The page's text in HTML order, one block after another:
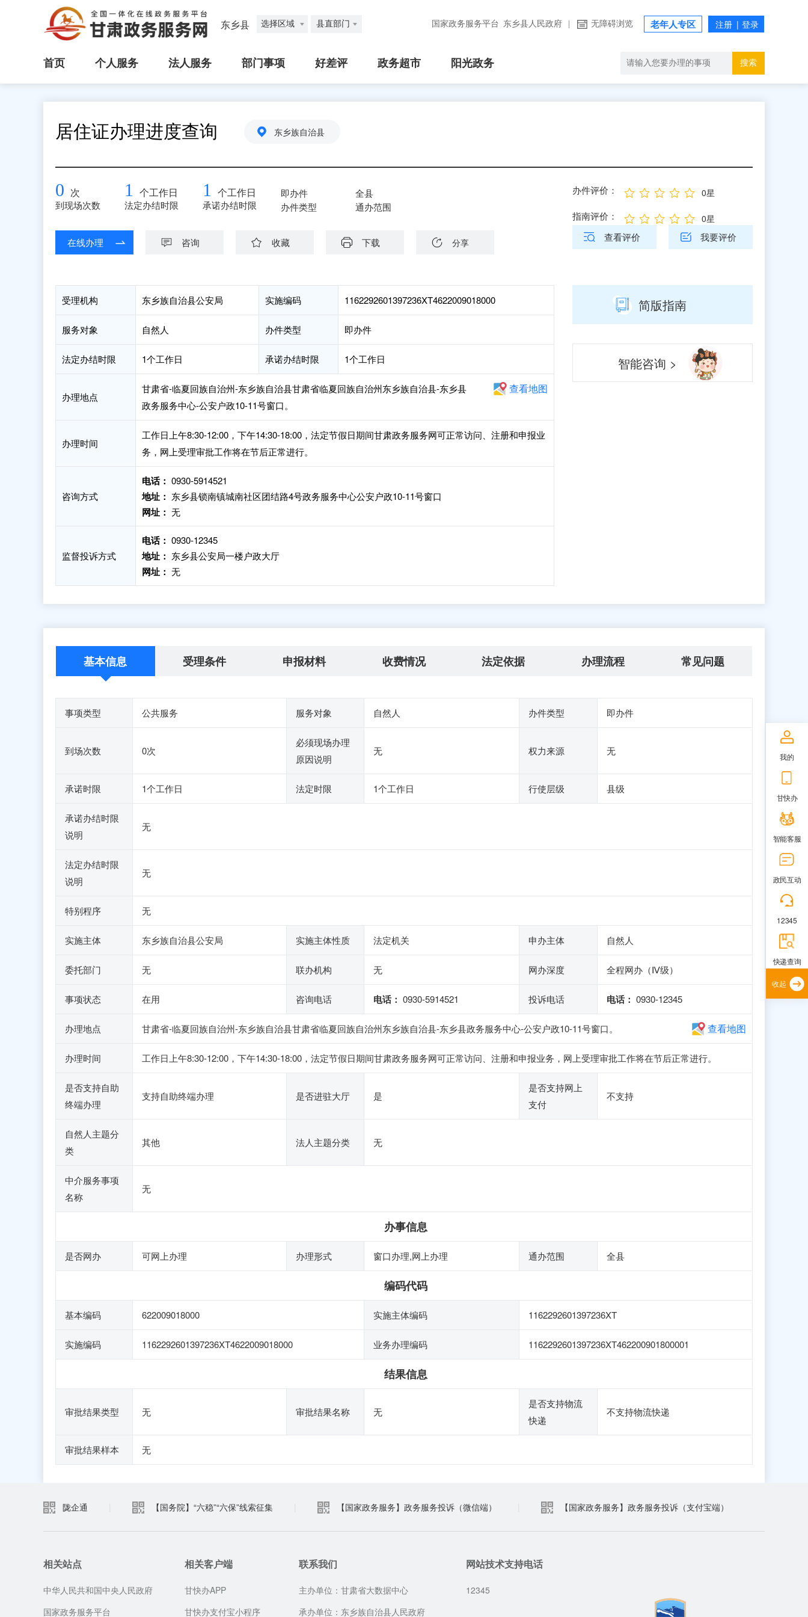
东乡县 选择区域 县直部门 国家政务服务平台 东乡县人民政府 无障碍浏览 老年人专区
首页 个人服务 法人服务 部门事项 好差评 政务超市 阳光政务 搜索
居住证办理进度查询 东乡族自治县
0 次
到现场次数
1 个工作日
法定办结时限
1 个工作日
承诺办结时限
即办件
办件类型
全县
通办范围
在线办理 咨询 收藏 下载 分享
办件评价： 0星
指南评价： 0星
查看评价 我要评价
受理机构 东乡族自治县公安局 实施编码 1162292601397236XT4622009018000
服务对象 自然人 办件类型 即办件
法定办结时限 1个工作日 承诺办结时限 1个工作日
办理地点
甘肃省-临夏回族自治州-东乡族自治县甘肃省临夏回族自治州东乡族自治县-东乡县
政务服务中心-公安户政10-11号窗口。
查看地图
办理时间
工作日上午8:30-12:00，下午14:30-18:00，法定节假日期间甘肃政务服务网可正常访问、注册和申报业
务，网上受理审批工作将在节后正常进行。
咨询方式
电话： 0930-5914521
地址： 东乡县锁南镇城南社区团结路4号政务服务中心公安户政10-11号窗口
网址： 无
监督投诉方式
电话： 0930-12345
地址： 东乡县公安局一楼户政大厅
网址： 无
简版指南
智能咨询 >
基本信息 受理条件 申报材料 收费情况 法定依据 办理流程 常见问题
事项类型 公共服务 服务对象 自然人 办件类型 即办件
到场次数 0次
必须现场办理
原因说明
无 权力来源 无
承诺时限 1个工作日 法定时限 1个工作日 行使层级 县级
承诺办结时限
说明
无
法定办结时限
说明
无
特别程序 无
实施主体 东乡族自治县公安局 实施主体性质 法定机关 申办主体 自然人
委托部门 无 联办机构 无 网办深度 全程网办（Ⅳ级）
事项状态 在用 咨询电话 电话： 0930-5914521 投诉电话 电话： 0930-12345
办理地点 甘肃省-临夏回族自治州-东乡族自治县甘肃省临夏回族自治州东乡族自治县-东乡县政务服务中心-公安户政10-11号窗口。 查看地图
办理时间 工作日上午8:30-12:00，下午14:30-18:00，法定节假日期间甘肃政务服务网可正常访问、注册和申报业务，网上受理审批工作将在节后正常进行。
是否支持自助
终端办理
支持自助终端办理 是否进驻大厅 是
是否支持网上
支付
不支持
自然人主题分
类
其他 法人主题分类 无
中介服务事项
名称
无
办事信息
是否网办 可网上办理 办理形式 窗口办理,网上办理 通办范围 全县
编码代码
基本编码 622009018000 实施主体编码 1162292601397236XT
实施编码 1162292601397236XT4622009018000 业务办理编码 1162292601397236XT462200901800001
结果信息
审批结果类型 无 审批结果名称 无
是否支持物流
快递
不支持物流快递
审批结果样本 无
陇企通 【国务院】“六稳”“六保”线索征集 【国家政务服务】政务服务投诉（微信端） 【国家政务服务】政务服务投诉（支付宝端）
相关站点
中华人民共和国中央人民政府
国家政务服务平台
相关客户端
甘快办APP
甘快办支付宝小程序
联系我们
主办单位：甘肃省大数据中心
承办单位：东乡族自治县人民政府
网站技术支持电话
12345
我的
甘快办
智能客服
政民互动
12345
快递查询
收起